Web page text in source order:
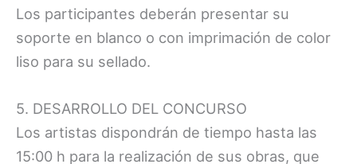
Los participantes deberán presentar su
soporte en blanco o con imprimación de color
liso para su sellado.
5. DESARROLLO DEL CONCURSO
Los artistas dispondrán de tiempo hasta las
15:00 h para la realización de sus obras, que